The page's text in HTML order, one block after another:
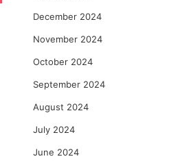
December 2024
November 2024
October 2024
September 2024
August 2024
July 2024
June 2024